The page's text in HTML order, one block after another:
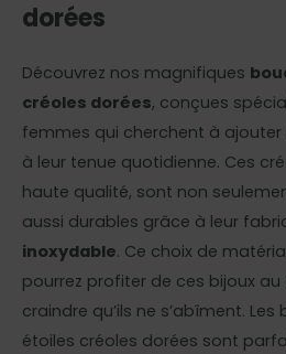
dorées
Découvrez nos magnifiques
créoles dorées, conçues
femmes qui cherchent à ajouter
à leur tenue quotidienne. Ces
haute qualité, sont non
aussi durables grâce à leur
inoxydable. Ce choix de
pourrez profiter de ces bijoux
craindre qu’ils ne s’abîment. Les
étoiles créoles dorées sont